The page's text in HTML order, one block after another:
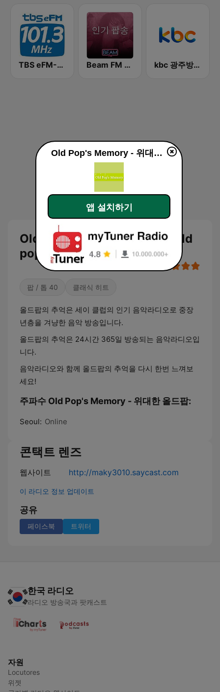
TBS eFM-교통방송 영어전문 라디오 Beam FM - 취향저격 감각 팝송 kbc 광주방송 MyFM
Old Pop's Memory - 위대한 old
pop 라디오 실시간 듣기
팝 / 톱 40 클래식 히트
올드팝의 추억은 세이 클럽의 인기 음악라디오로 중장
년층을 겨냥한 음악 방송입니다.
올드팝의 추억은 24시간 365일 방송되는 음악라디오입
니다.
음악라디오와 함께 올드팝의 추억을 다시 한번 느껴보
세요!
주파수 Old Pop's Memory - 위대한 올드팝:
Seoul: Online
콘택트 렌즈
웹사이트 http://maky3010.saycast.com
이 라디오 정보 업데이트
공유
페이스북 트위터
한국 라디오
라디오 방송국과 팟캐스트
자원
Locutores
위젯
Old Pop's Memory - 위대한 올드팝
앱 설치하기